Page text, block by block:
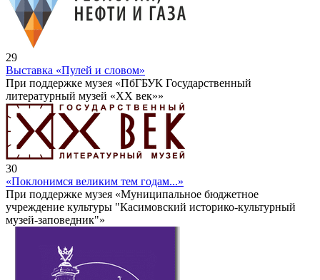
29
Выставка «Пулей и словом»
При поддержке музея «ПбГБУК Государственный
литературный музей «ХХ век»»
30
«Поклонимся великим тем годам...»
При поддержке музея «Муниципальное бюджетное
учреждение культуры "Касимовский историко-культурный
музей-заповедник"»